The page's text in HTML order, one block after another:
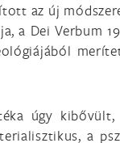
az új
Dei Verbum
úgy
a